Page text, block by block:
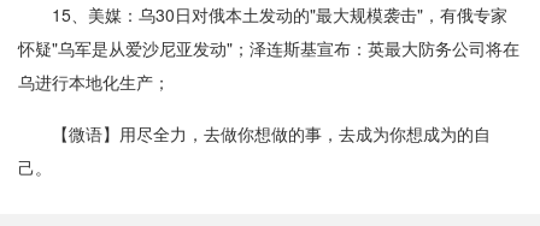
15、美媒：乌30日对俄本土发动的"最大规模袭击"，有俄专家
怀疑"乌军是从爱沙尼亚发动"；泽连斯基宣布：英最大防务公司将在
乌进行本地化生产；
【微语】用尽全力，去做你想做的事，去成为你想成为的自
己。